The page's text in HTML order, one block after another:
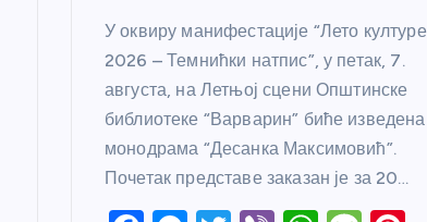
У оквиру манифестације “Лето културе
2026 – Темнићки натпис”, у петак, 7.
августа, на Летњој сцени Општинске
библиотеке “Варварин” биће изведена
монодрама “Десанка Максимовић”.
Почетак представе заказан је за 20…